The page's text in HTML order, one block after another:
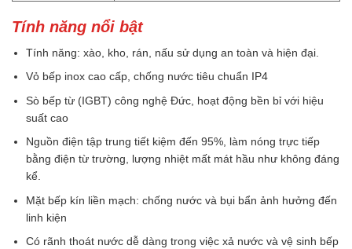
Tính năng nổi bật
Tính năng: xào, kho, rán, nấu sử dụng an toàn và hiện đại.
Vỏ bếp inox cao cấp, chống nước tiêu chuẩn IP4
Sò bếp từ (IGBT) công nghệ Đức, hoạt động bền bỉ với hiệu
suất cao
Nguồn điện tập trung tiết kiệm đến 95%, làm nóng trực tiếp
bằng điện từ trường, lượng nhiệt mất mát hầu như không đáng
kể.
Mặt bếp kín liền mạch: chống nước và bụi bẩn ảnh hưởng đến
linh kiện
Có rãnh thoát nước dễ dàng trong việc xả nước và vệ sinh bếp